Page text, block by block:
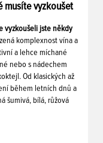
musíte vyzkoušet
vyzkoušeli jste někdy
komplexnost vína a
a lehce míchané
nebo s nádechem
Od klasických až
během letních dnů a
šumivá, bílá, růžová